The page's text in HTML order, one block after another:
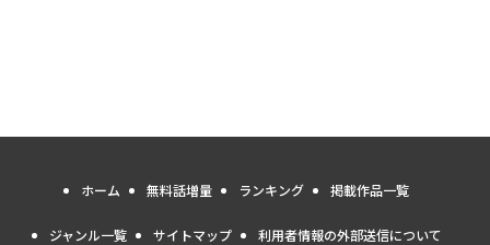
ホーム 無料話増量 ランキング 掲載作品一覧
ジャンル一覧 サイトマップ 利用者情報の外部送信について